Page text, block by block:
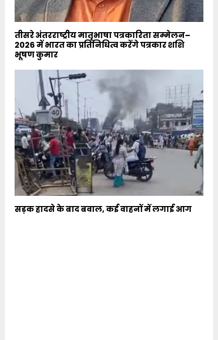
तीसरे अंतरराष्ट्रीय मातृभाषा पत्रकारिता सम्मेलन–
2026 में भारत का प्रतिनिधित्व करेंगे पत्रकार शशि
भूषण कुमार
सड़क हादसे के बाद बवाल, कई वाहनों में लगाई आग